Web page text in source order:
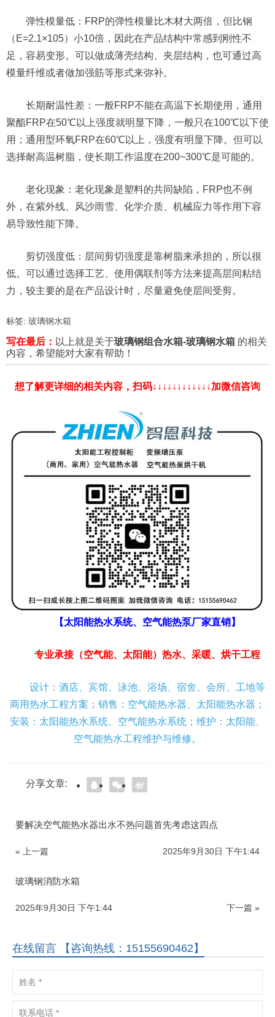
弹性模量低：FRP的弹性模量比木材大两倍，但比钢
（E=2.1×105）小10倍，因此在产品结构中常感到刚性不
足，容易变形。可以做成薄壳结构、夹层结构，也可通过高
模量纤维或者做加强筋等形式来弥补。
长期耐温性差：一般FRP不能在高温下长期使用，通用
聚酯FRP在50℃以上强度就明显下降，一般只在100℃以下使
用；通用型环氧FRP在60℃以上，强度有明显下降。但可以
选择耐高温树脂，使长期工作温度在200~300℃是可能的。
老化现象：老化现象是塑料的共同缺陷，FRP也不例
外，在紫外线、风沙雨雪、化学介质、机械应力等作用下容
易导致性能下降。
剪切强度低：层间剪切强度是靠树脂来承担的，所以很
低。可以通过选择工艺、使用偶联剂等方法来提高层间粘结
力，较主要的是在产品设计时，尽量避免使层间受剪。
标签: 玻璃钢水箱
写在最后： 以上就是关于玻璃钢组合水箱-玻璃钢水箱 的相关
内容，希望能对大家有帮助！
想了解更详细的相关内容，扫码↓↓↓↓↓↓↓↓↓↓↓↓加微信咨询
【太阳能热水系统、空气能热泵厂家直销】
专业承接（空气能、太阳能）热水、采暖、烘干工程
设计：酒店、宾馆、泳池、浴场、宿舍、会所、工地等
商用热水工程方案；销售：空气能热水器、太阳能热水器；
安装：太阳能热水系统、空气能热水系统；维护：太阳能、
空气能热水工程维护与维修。
分享文章:
要解决空气能热水器出水不热问题首先考虑这四点
« 上一篇 2025年9月30日 下午1:44
玻璃钢消防水箱
下一篇 »
2025年9月30日 下午1:44
在线留言 【咨询热线：15155690462】